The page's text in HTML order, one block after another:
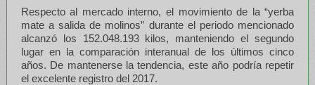
Respecto al mercado interno, el movimiento de la “yerba
mate a salida de molinos” durante el periodo mencionado
alcanzó los 152.048.193 kilos, manteniendo el segundo
lugar en la comparación interanual de los últimos cinco
años. De mantenerse la tendencia, este año podría repetir
el excelente registro del 2017.